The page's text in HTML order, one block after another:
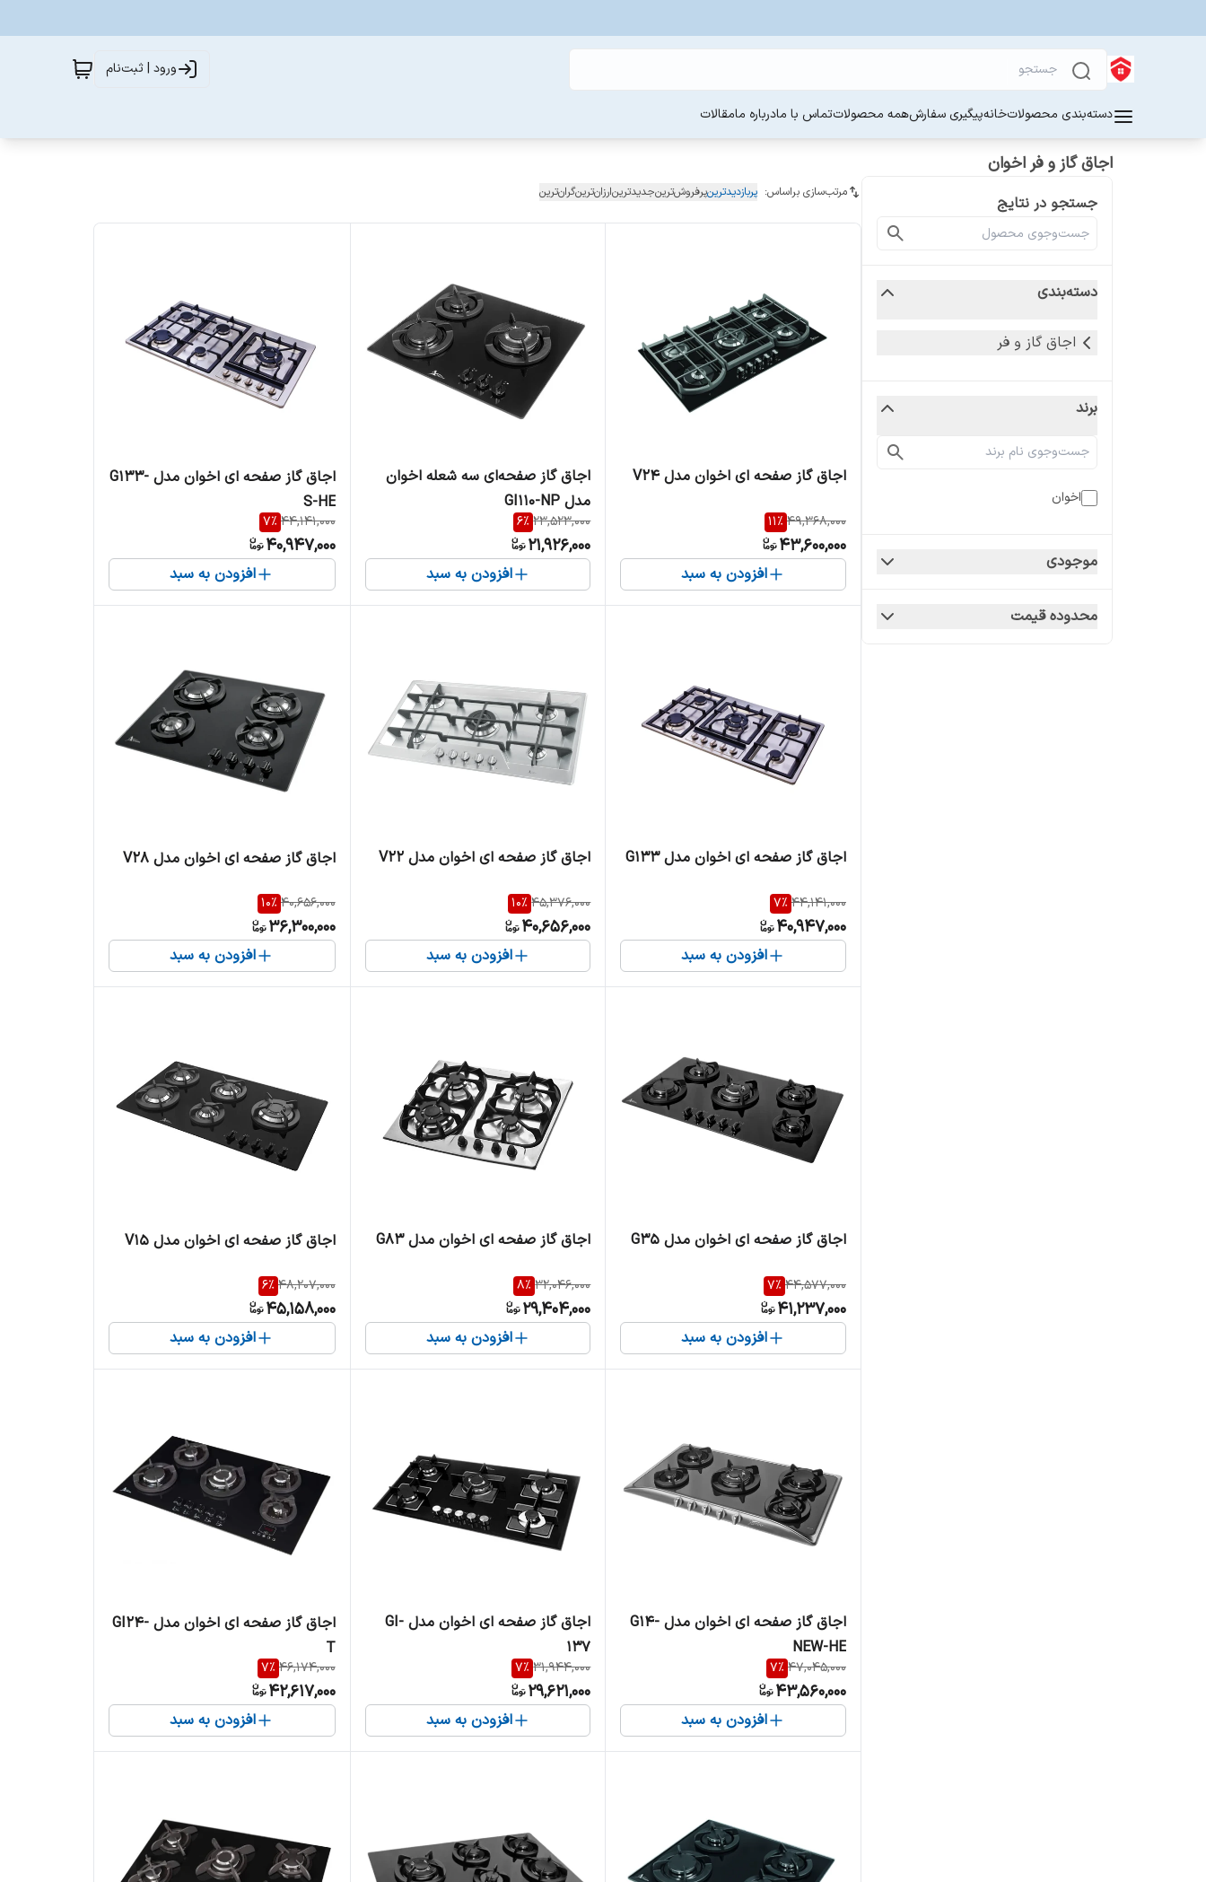
ورود | ثبت‌نام
دسته‌بندی محصولاتخانهپیگیری سفارشهمه محصولاتتماس با مادرباره مامقالات
اجاق گاز و فر اخوان
جستجو در نتایج
دسته‌بندی
اجاق گاز و فر
برند
اخوان
موجودی
محدوده قیمت
مرتب‌سازی براساس: پربازدیدترینپرفروش‌ترینجدیدترینارزان‌ترینگران‌ترین
اجاق گاز صفحه ای اخوان مدل V24
49,368,000
11%
43,600,000
افزودن به سبد
اجاق گاز صفحه‌ای سه شعله اخوان
مدل GI110-NP
23,523,000
6%
21,926,000
افزودن به سبد
اجاق گاز صفحه ای اخوان مدل G133-
S-HE
44,141,000
7%
40,947,000
افزودن به سبد
اجاق گاز صفحه ای اخوان مدل G133
44,141,000
7%
40,947,000
افزودن به سبد
اجاق گاز صفحه ای اخوان مدل V22
45,376,000
10%
40,656,000
افزودن به سبد
اجاق گاز صفحه ای اخوان مدل V28
40,656,000
10%
36,300,000
افزودن به سبد
اجاق گاز صفحه ای اخوان مدل G35
44,577,000
7%
41,237,000
افزودن به سبد
اجاق گاز صفحه ای اخوان مدل G83
32,046,000
8%
29,404,000
افزودن به سبد
اجاق گاز صفحه ای اخوان مدل V15
48,207,000
6%
45,158,000
افزودن به سبد
اجاق گاز صفحه ای اخوان مدل G14-
NEW-HE
47,045,000
7%
43,560,000
افزودن به سبد
اجاق گاز صفحه ای اخوان مدل GI-
137
31,944,000
7%
29,621,000
افزودن به سبد
اجاق گاز صفحه ای اخوان مدل GI24-
T
46,174,000
7%
42,617,000
افزودن به سبد